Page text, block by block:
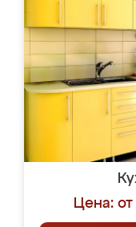
Цена: